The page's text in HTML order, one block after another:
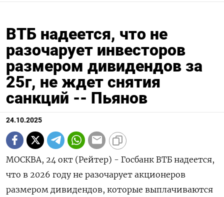
ВТБ надеется, что не
разочарует инвесторов
размером дивидендов за
25г, не ждет снятия
санкций -- Пьянов
24.10.2025
МОСКВА, 24 окт (Рейтер) - Госбанк ВТБ надеется,
что в 2026 году не разочарует акционеров
размером дивидендов, которые выплачиваются